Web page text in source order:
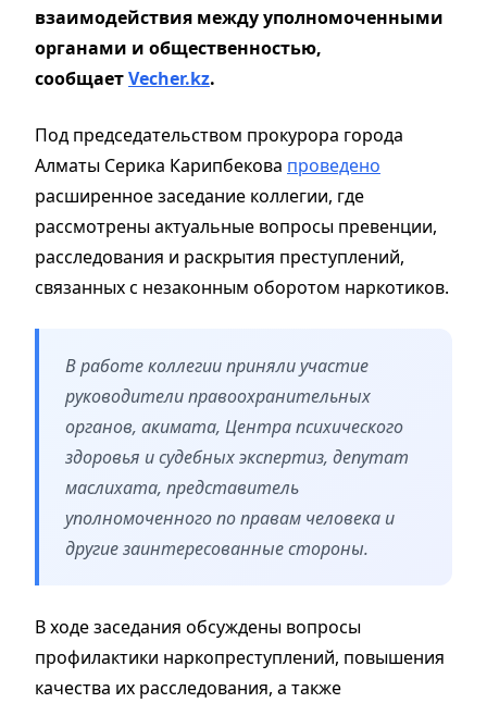
взаимодействия между уполномоченными
органами и общественностью,
сообщаетVecher.kz.
Под председательством прокурора города
Алматы Серика Карипбекова проведено
расширенное заседание коллегии, где
рассмотрены актуальные вопросы превенции,
расследования и раскрытия преступлений,
связанных с незаконным оборотом наркотиков.
В работе коллегии приняли участие
руководители правоохранительных
органов, акимата, Центра психического
здоровья и судебных экспертиз, депутат
маслихата, представитель
уполномоченного по правам человека и
другие заинтересованные стороны.
В ходе заседания обсуждены вопросы
профилактики наркопреступлений, повышения
качества их расследования, а также